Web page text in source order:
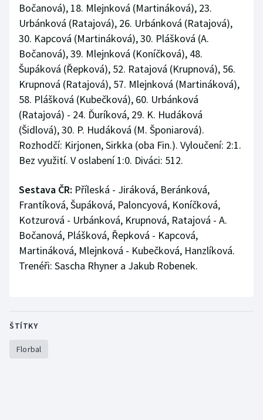
Bočanová), 18. Mlejnková (Martináková), 23.
Urbánková (Ratajová), 26. Urbánková (Ratajová),
30. Kapcová (Martináková), 30. Plášková (A.
Bočanová), 39. Mlejnková (Koníčková), 48.
Šupáková (Řepková), 52. Ratajová (Krupnová), 56.
Krupnová (Ratajová), 57. Mlejnková (Martináková),
58. Plášková (Kubečková), 60. Urbánková
(Ratajová) - 24. Ďuríková, 29. K. Hudáková
(Šidlová), 30. P. Hudáková (M. Šponiarová).
Rozhodčí: Kirjonen, Sirkka (oba Fin.). Vyloučení: 2:1.
Bez využití. V oslabení 1:0. Diváci: 512.
Sestava ČR: Příleská - Jiráková, Beránková,
Frantíková, Šupáková, Paloncyová, Koníčková,
Kotzurová - Urbánková, Krupnová, Ratajová - A.
Bočanová, Plášková, Řepková - Kapcová,
Martináková, Mlejnková - Kubečková, Hanzlíková.
Trenéři: Sascha Rhyner a Jakub Robenek.
ŠTÍTKY
Florbal